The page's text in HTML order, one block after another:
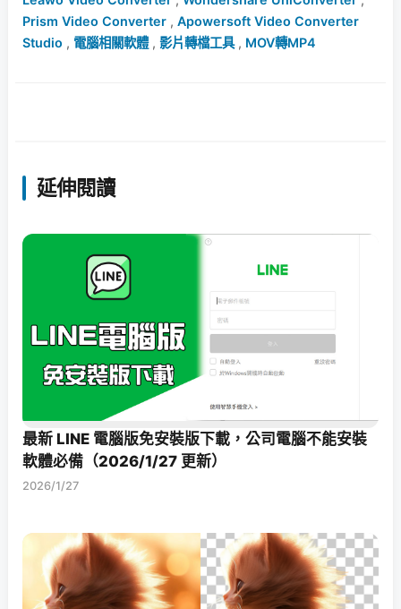
Prism Video Converter , Apowersoft Video Converter
Studio , 電腦相關軟體, 影片轉檔工具, MOV轉MP4
延伸閱讀
最新 LINE 電腦版免安裝版下載，公司電腦不能安裝
軟體必備（2026/1/27 更新）
2026/1/27